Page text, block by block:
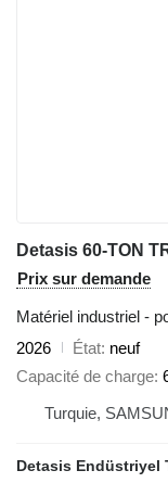
Detasis 60-TON
Prix sur demande
Matériel industriel -
2026
État neuf
Capacité de charge
Turquie,
Detasis Endüstriyel